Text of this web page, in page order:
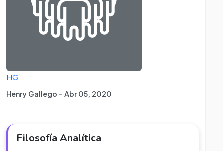
HG
Henry Gallego - Abr 05, 2020
Filosofía Analítica